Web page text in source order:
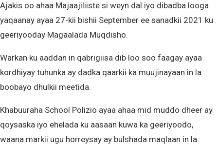
Ajakis oo ahaa Majaajiliiste si weyn dal iyo dibadba looga
yaqaanay ayaa 27-kii bishii September ee sanadkii 2021 ku
geeriyooday Magaalada Muqdisho.
Warkan ku aaddan in qabrigiisa dib loo soo faagay ayaa
kordhiyay tuhunka ay dadka qaarkii ka muujinayaan in la
boobayo dhulkii meetida.
Khabuuraha School Polizio ayaa ahaa mid muddo dheer ay
qoysaska iyo ehelada ku aasaan kuwa ka geeriyoodo,
waana markii ugu horreysay ay bulshada maqlaan in la